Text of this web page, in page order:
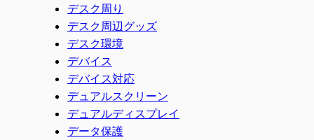
デスク周り
デスク周辺グッズ
デスク環境
デバイス
デバイス対応
デュアルスクリーン
デュアルディスプレイ
データ保護